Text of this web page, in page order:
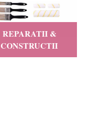
REPARATII &
CONSTRUCTII